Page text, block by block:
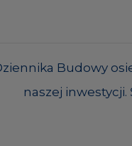
Budowy
naszej inwestycji.